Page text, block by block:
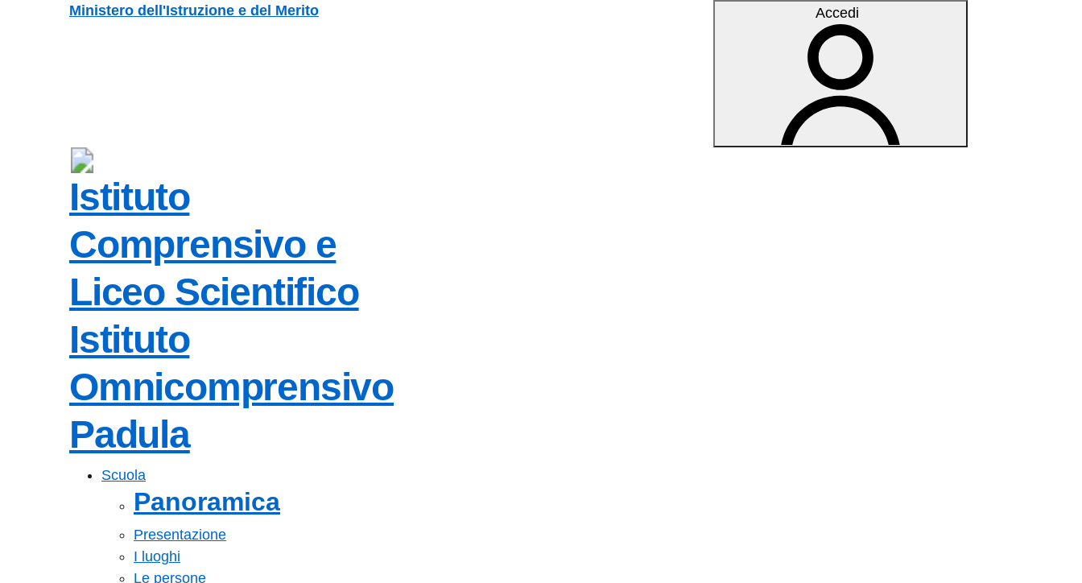
Vai ai contenuti
Vai al menu di navigazione
Vai al footerMinistero dell'Istruzione e del Merito Accedi
Istituto
Comprensivo e
Liceo Scientifico
Istituto
Omnicomprensivo
Padula
Scuola
Panoramica
Presentazione
I luoghi
Le persone